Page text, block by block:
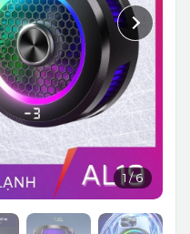
1/6